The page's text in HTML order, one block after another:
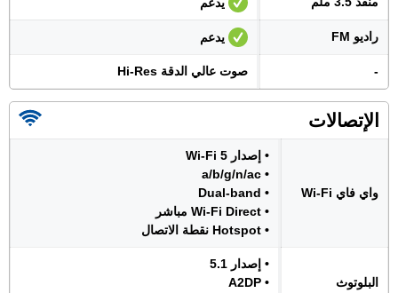
راديو FM يدعم
- صوت عالي الدقة Hi-Res
الإتصالات
واي فاي Wi-Fi
• إصدار Wi-Fi 5
• a/b/g/n/ac
• Dual-band
• Wi-Fi Direct مباشر
• Hotspot نقطة الاتصال
البلوتوث
• إصدار 5.1
• A2DP